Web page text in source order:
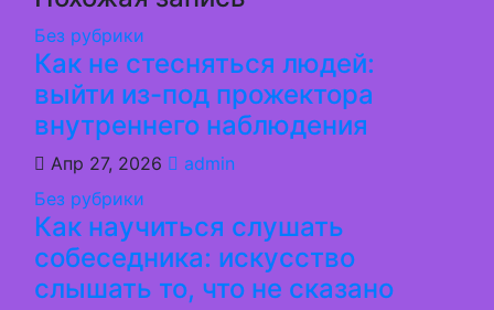
Без рубрики
Как не стесняться людей:
выйти из-под прожектора
внутреннего наблюдения
Апр 27, 2026
admin
Без рубрики
Как научиться слушать
собеседника: искусство
слышать то, что не сказано